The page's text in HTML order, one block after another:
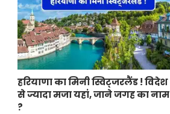
हरियाणा का मिनी स्विट्जरलैंड ! विदेश
से ज्यादा मजा यहां, जाने जगह का नाम
?